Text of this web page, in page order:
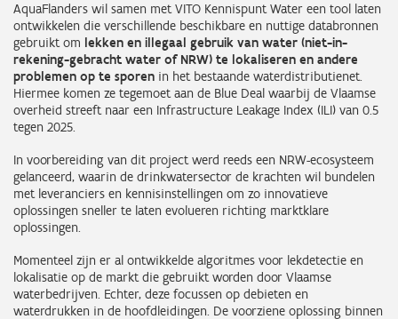
AquaFlanders wil samen met VITO Kennispunt Water een tool laten
ontwikkelen die verschillende beschikbare en nuttige databronnen
gebruikt om lekken en illegaal gebruik van water (niet-in-
rekening-gebracht water of NRW) te lokaliseren en andere
problemen op te sporen in het bestaande waterdistributienet.
Hiermee komen ze tegemoet aan de Blue Deal waarbij de Vlaamse
overheid streeft naar een Infrastructure Leakage Index (ILI) van 0.5
tegen 2025.
In voorbereiding van dit project werd reeds een NRW-ecosysteem
gelanceerd, waarin de drinkwatersector de krachten wil bundelen
met leveranciers en kennisinstellingen om zo innovatieve
oplossingen sneller te laten evolueren richting marktklare
oplossingen.
Momenteel zijn er al ontwikkelde algoritmes voor lekdetectie en
lokalisatie op de markt die gebruikt worden door Vlaamse
waterbedrijven. Echter, deze focussen op debieten en
waterdrukken in de hoofdleidingen. De voorziene oplossing binnen